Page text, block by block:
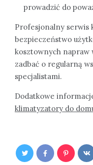
prowadzić do
Profesjonalny serwis
bezpieczeństwo
kosztownych napraw
zadbać o regularną
specjalistami.
Dodatkowe
klimatyzatory do